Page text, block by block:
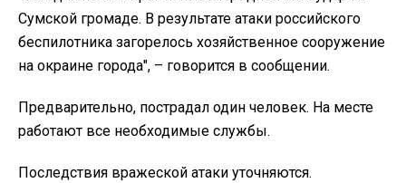
Сумской громаде. В результате атаки российского
беспилотника загорелось хозяйственное сооружение
на окраине города", – говорится в сообщении.
Предварительно, пострадал один человек. На месте
работают все необходимые службы.
Последствия вражеской атаки уточняются.